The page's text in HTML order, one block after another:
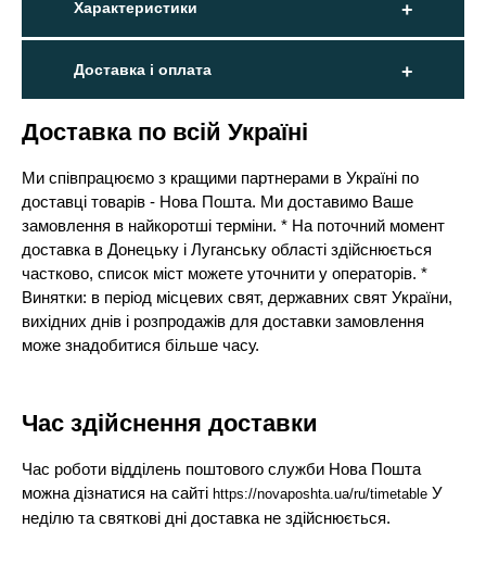
Характеристики
Доставка і оплата
Доставка по всій Україні
Ми співпрацюємо з кращими партнерами в Україні по
доставці товарів - Нова Пошта. Ми доставимо Ваше
замовлення в найкоротші терміни. * На поточний момент
доставка в Донецьку і Луганську області здійснюється
частково, список міст можете уточнити у операторів. *
Винятки: в період місцевих свят, державних свят України,
вихідних днів і розпродажів для доставки замовлення
може знадобитися більше часу.
Час здійснення доставки
Час роботи відділень поштового служби Нова Пошта
можна дізнатися на сайтіhttps://novaposhta.ua/ru/timetable У
неділю та святкові дні доставка не здійснюється.